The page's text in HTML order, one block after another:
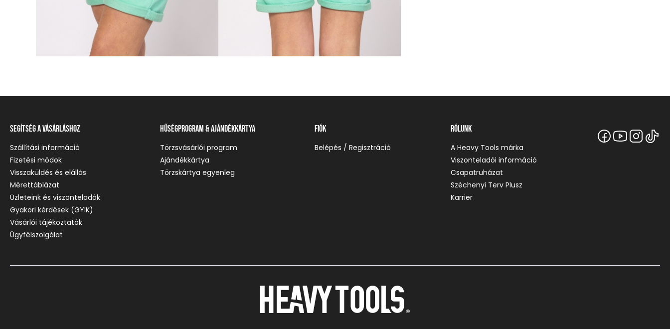
Segítség a vásárláshoz
Szállítási információ
Fizetési módok
Visszaküldés és elállás
Mérettáblázat
Üzleteink és viszonteladók
Gyakori kérdések (GYIK)
Vásárlói tájékoztatók
Ügyfélszolgálat
Hűségprogram & Ajándékkártya
Törzsvásárlói program
Ajándékkártya
Törzskártya egyenleg
Fiók
Belépés / Regisztráció
Rólunk
A Heavy Tools márka
Viszonteladói információ
Csapatruházat
Széchenyi Terv Plusz
Karrier